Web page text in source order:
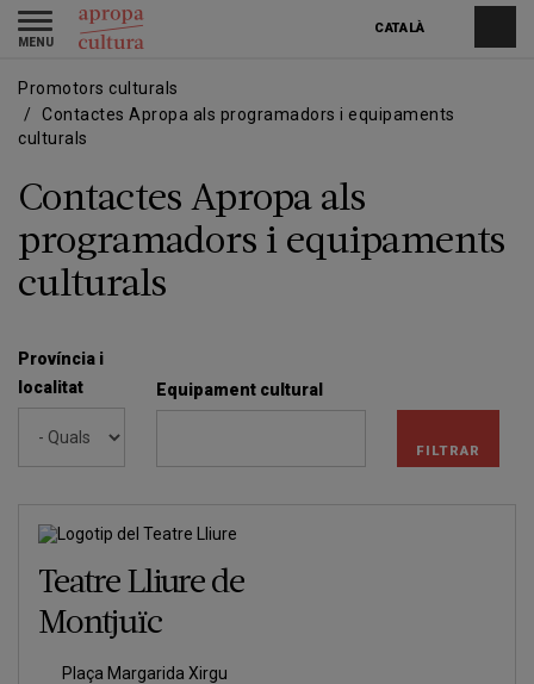
Vés
contingut
Skip
main
CATALÀ
Toggle
navigation
Promotors culturals
Contactes Apropa als programadors i equipaments
culturals
Contactes Apropa als
programadors i equipaments
culturals
Província i
localitat
Equipament cultural
FILTRAR
Teatre Lliure de
Montjuïc
Plaça Margarida Xirgu